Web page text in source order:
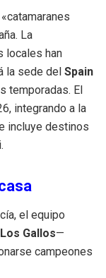
La
locales han
la sede del Spain
temporadas. El
integrando a la
incluye destinos
el equipo
Los Gallos—
campeones